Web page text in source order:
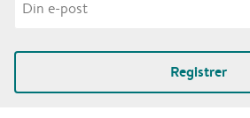
Registrer